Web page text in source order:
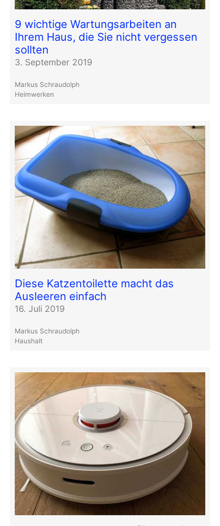
9 wichtige Wartungsarbeiten an
Ihrem Haus, die Sie nicht vergessen
sollten
3. September 2019
Markus Schraudolph
Heimwerken
Diese Katzentoilette macht das
Ausleeren einfach
16. Juli 2019
Markus Schraudolph
Haushalt